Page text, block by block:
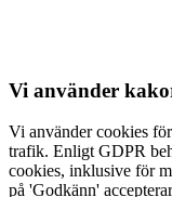
Vi använder
Vi använder cookies
trafik. Enligt GDPR
cookies, inklusive för
på 'Godkänn'